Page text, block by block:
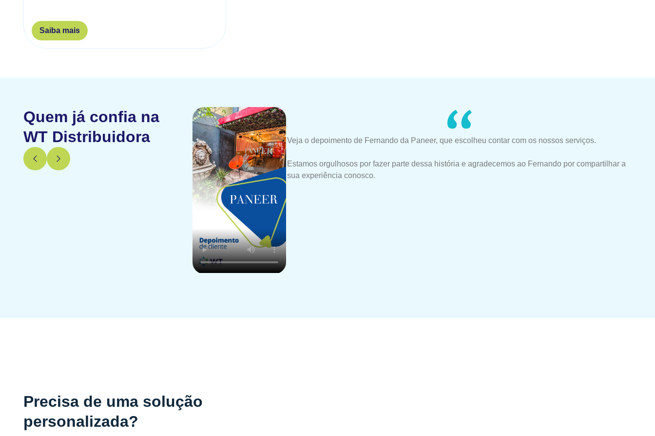
Saiba mais
Quem já confia na
WT Distribuidora
Veja o depoimento de Fernando da Paneer, que escolheu contar com os nossos serviços.
Estamos orgulhosos por fazer parte dessa história e agradecemos ao Fernando por compartilhar a
sua experiência conosco.
Precisa de uma solução
personalizada?